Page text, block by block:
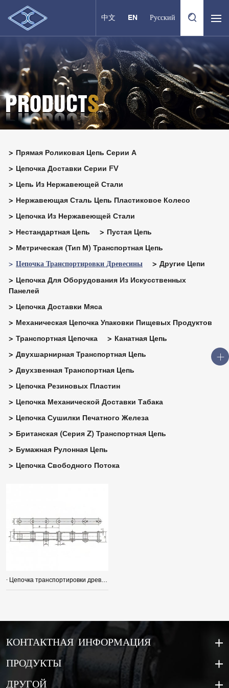
中文 EN Русский
Прямая Роликовая Цепь Серии А
Цепочка Доставки Серии FV
Цепь Из Нержавеющей Стали
Нержавеющая Сталь Цепь Пластиковое Колесо
Цепочка Из Нержавеющей Стали
Нестандартная Цепь
Пустая Цепь
Метрическая (тип М) Транспортная Цепь
Цепочка Транспортировки Древесины
Другие Цепи
Цепочка Для Оборудования Из Искусственных
Панелей
Цепочка Доставки Мяса
Механическая Цепочка Упаковки Пищевых Продуктов
Транспортная Цепочка
Канатная Цепь
Двухшарнирная Транспортная Цепь
Двухзвенная Транспортная Цепь
Цепочка Резиновых Пластин
Цепочка Механической Доставки Табака
Цепочка Сушилки Печатного Железа
Британская (серия Z) Транспортная Цепь
Бумажная Рулонная Цепь
Цепочка Свободного Потока
· Цепочка транспортировки древесины
КОНТАКТНАЯ ИНФОРМАЦИЯ
ПРОДУКТЫ
ДРУГОЙ